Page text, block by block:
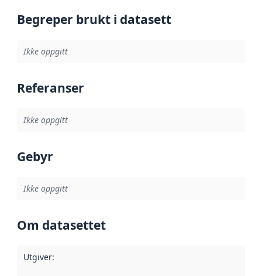
Begreper brukt i datasett
Ikke oppgitt
Referanser
Ikke oppgitt
Gebyr
Ikke oppgitt
Om datasettet
Utgiver: